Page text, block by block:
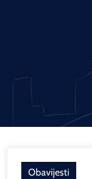
Obavijesti